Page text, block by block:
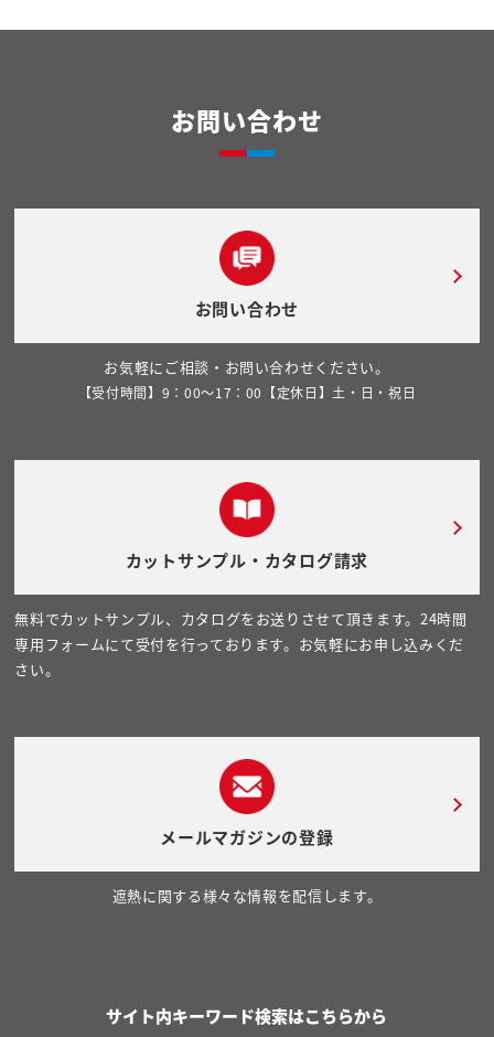
お問い合わせ
お問い合わせ
お気軽にご相談・お問い合わせください。
【受付時間】9：00～17：00【定休日】土・日・祝日
カットサンプル・カタログ請求
無料でカットサンプル、カタログをお送りさせて頂きます。24時間
専用フォームにて受付を行っております。お気軽にお申し込みくだ
さい。
メールマガジンの登録
遮熱に関する様々な情報を配信します。
サイト内キーワード検索はこちらから